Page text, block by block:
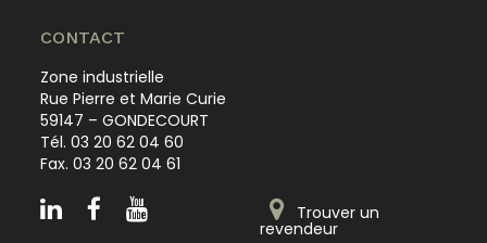
CONTACT
Zone industrielle
Rue Pierre et Marie Curie
59147 – GONDECOURT
Tél. 03 20 62 04 60
Fax. 03 20 62 04 61
Trouver un
revendeur